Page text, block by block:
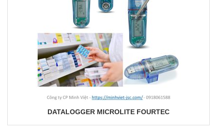
DATALOGGER MICROLITE FOURTEC